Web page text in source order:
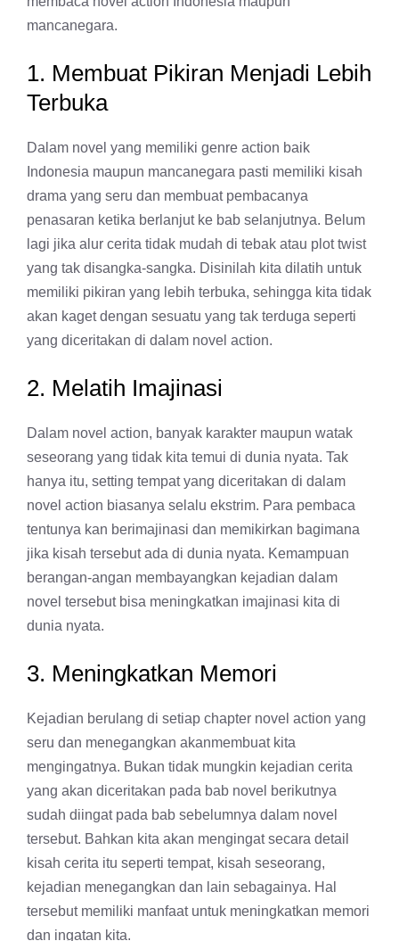
mancanegara.
1. Membuat Pikiran Menjadi Lebih
Terbuka
Dalam novel yang memiliki genre action baik
Indonesia maupun mancanegara pasti memiliki kisah
drama yang seru dan membuat pembacanya
penasaran ketika berlanjut ke bab selanjutnya. Belum
lagi jika alur cerita tidak mudah di tebak atau plot twist
yang tak disangka-sangka. Disinilah kita dilatih untuk
memiliki pikiran yang lebih terbuka, sehingga kita tidak
akan kaget dengan sesuatu yang tak terduga seperti
yang diceritakan di dalam novel action.
2. Melatih Imajinasi
Dalam novel action, banyak karakter maupun watak
seseorang yang tidak kita temui di dunia nyata. Tak
hanya itu, setting tempat yang diceritakan di dalam
novel action biasanya selalu ekstrim. Para pembaca
tentunya kan berimajinasi dan memikirkan bagimana
jika kisah tersebut ada di dunia nyata. Kemampuan
berangan-angan membayangkan kejadian dalam
novel tersebut bisa meningkatkan imajinasi kita di
dunia nyata.
3. Meningkatkan Memori
Kejadian berulang di setiap chapter novel action yang
seru dan menegangkan akanmembuat kita
mengingatnya. Bukan tidak mungkin kejadian cerita
yang akan diceritakan pada bab novel berikutnya
sudah diingat pada bab sebelumnya dalam novel
tersebut. Bahkan kita akan mengingat secara detail
kisah cerita itu seperti tempat, kisah seseorang,
kejadian menegangkan dan lain sebagainya. Hal
tersebut memiliki manfaat untuk meningkatkan memori
dan ingatan kita.